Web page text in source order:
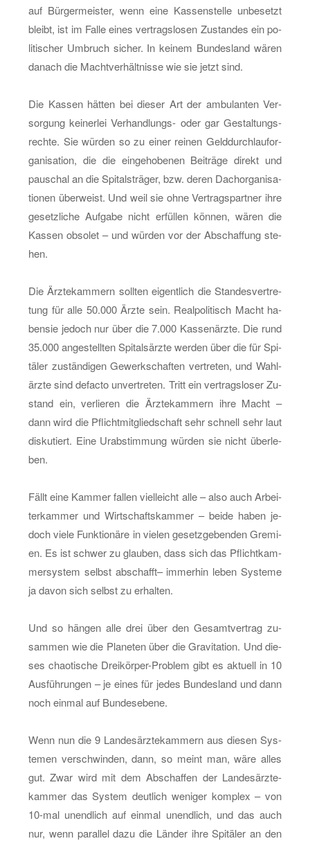
auf Bür­ger­meis­ter, wenn eine Kas­sen­stel­le un­be­setzt
bleibt, ist im Falle eines ver­trags­lo­sen Zu­stan­des ein po­
li­ti­scher Um­bruch si­cher. In kei­nem Bun­des­land wären
da­nach die Macht­ver­hält­nis­se wie sie jetzt sind.
Die Kas­sen hät­ten bei die­ser Art der am­bu­lan­ten Ver­
sor­gung kei­ner­lei Ver­hand­lungs- oder gar Ge­stal­tungs­
rech­te. Sie wür­den so zu einer rei­nen Geld­durch­lauf­or­
ga­ni­sa­ti­on, die die ein­ge­ho­be­nen Bei­trä­ge di­rekt und
pau­schal an die Spi­tals­trä­ger, bzw. deren Dach­or­ga­ni­sa­
tio­nen über­weist. Und weil sie ohne Ver­trags­part­ner ihre
ge­setz­li­che Auf­ga­be nicht er­fül­len kön­nen, wären die
Kas­sen ob­so­let – und wür­den vor der Ab­schaf­fung ste­
hen.
Die Ärz­te­kam­mern soll­ten ei­gent­lich die Stan­des­ver­tre­
tung für alle 50.000 Ärzte sein. Re­al­po­li­tisch Macht ha­
ben­sie je­doch nur über die 7.000 Kas­sen­ärz­te. Die rund
35.000 an­ge­stell­ten Spi­tals­ärz­te wer­den über die für Spi­
tä­ler zu­stän­di­gen Ge­werk­schaf­ten ver­tre­ten, und Wahl­
ärz­te sind de­fac­to un­ver­tre­ten. Tritt ein ver­trags­lo­ser Zu­
stand ein, ver­lie­ren die Ärz­te­kam­mern ihre Macht –
dann wird die Pflicht­mit­glied­schaft sehr schnell sehr laut
dis­ku­tiert. Eine Ur­ab­stim­mung wür­den sie nicht über­le­
ben.
Fällt eine Kam­mer fal­len viel­leicht alle – also auch Ar­bei­
ter­kam­mer und Wirt­schafts­kam­mer – beide haben je­
doch viele Funk­tio­nä­re in vie­len ge­setz­ge­ben­den Gre­mi­
en. Es ist schwer zu glau­ben, dass sich das Pflicht­kam­
mer­sys­tem selbst ab­schafft– im­mer­hin leben Sys­te­me
ja davon sich selbst zu er­hal­ten.
Und so hän­gen alle drei über den Ge­samt­ver­trag zu­
sam­men wie die Pla­ne­ten über die Gra­vi­ta­ti­on. Und die­
ses chao­ti­sche Drei­kör­per-Pro­blem gibt es ak­tu­ell in 10
Aus­füh­run­gen – je eines für jedes Bun­des­land und dann
noch ein­mal auf Bun­des­ebe­ne.
Wenn nun die 9 Lan­des­ärz­te­kam­mern aus die­sen Sys­
te­men ver­schwin­den, dann, so meint man, wäre alles
gut. Zwar wird mit dem Ab­schaf­fen der Lan­des­ärz­te­
kam­mer das Sys­tem deut­lich we­ni­ger kom­plex – von
10-mal un­end­lich auf ein­mal un­end­lich, und das auch
nur, wenn par­al­lel dazu die Län­der ihre Spi­tä­ler an den